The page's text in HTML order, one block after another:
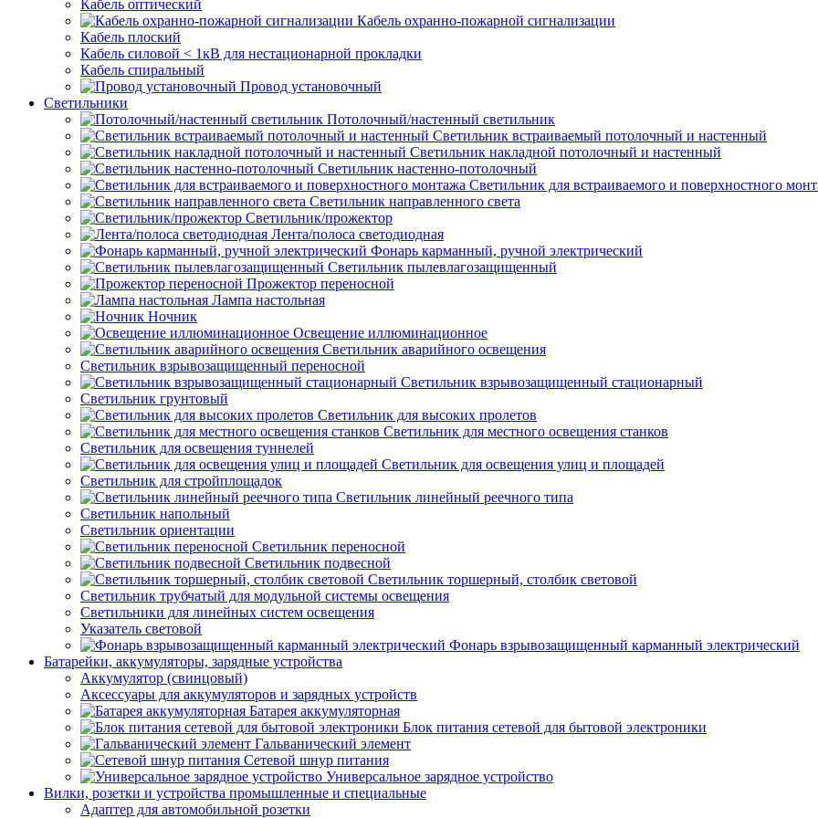
Кабель оптический
Кабель охранно-пожарной сигнализации
Кабель плоский
Кабель силовой < 1кВ для нестационарной прокладки
Кабель спиральный
Провод установочный
Светильники
Потолочный/настенный светильник
Светильник встраиваемый потолочный и настенный
Светильник накладной потолочный и настенный
Светильник настенно-потолочный
Светильник для встраиваемого и поверхностного
Светильник направленного света
Светильник/прожектор
Лента/полоса светодиодная
Фонарь карманный, ручной электрический
Светильник пылевлагозащищенный
Прожектор переносной
Лампа настольная
Ночник
Освещение иллюминационное
Светильник аварийного освещения
Светильник взрывозащищенный переносной
Светильник взрывозащищенный стационарный
Светильник грунтовый
Светильник для высоких пролетов
Светильник для местного освещения станков
Светильник для освещения туннелей
Светильник для освещения улиц и площадей
Светильник для стройплощадок
Светильник линейный реечного типа
Светильник напольный
Светильник ориентации
Светильник переносной
Светильник подвесной
Светильник торшерный, столбик световой
Светильник трубчатый для модульной системы освещения
Светильники для линейных систем освещения
Указатель световой
Фонарь взрывозащищенный карманный электрический
Батарейки, аккумуляторы, зарядные устройства
Аккумулятор (свинцовый)
Аксессуары для аккумуляторов и зарядных устройств
Батарея аккумуляторная
Блок питания сетевой для бытовой электроники
Гальванический элемент
Сетевой шнур питания
Универсальное зарядное устройство
Вилки, розетки и устройства промышленные и специальные
Адаптер для автомобильной розетки